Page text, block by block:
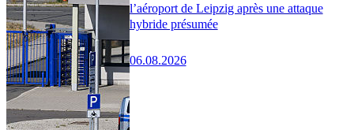
l’aéroport de Leipzig après une attaque
hybride présumée
06.08.2026